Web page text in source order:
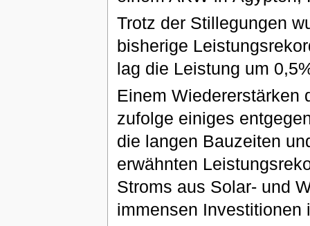
Trotz der Stillegungen
bisherige
lag die Leistung um
Einem Wiedererstärken
zufolge einiges
die langen Bauzeiten
erwähnten
Stroms aus Solar- und
immensen Investitionen